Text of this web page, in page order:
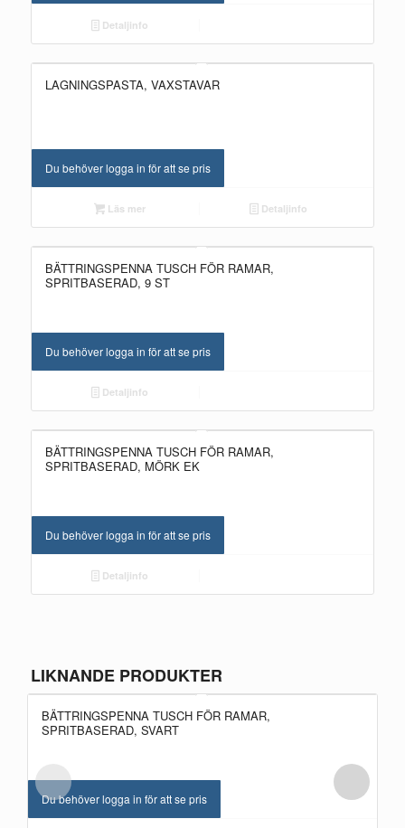
Detaljinfo
LAGNINGSPASTA, VAXSTAVAR
Du behöver logga in för att se pris
Läs mer Detaljinfo
BÄTTRINGSPENNA TUSCH FÖR RAMAR,
SPRITBASERAD, 9 ST
Du behöver logga in för att se pris
Detaljinfo
BÄTTRINGSPENNA TUSCH FÖR RAMAR,
SPRITBASERAD, MÖRK EK
Du behöver logga in för att se pris
Detaljinfo
LIKNANDE PRODUKTER
BÄTTRINGSPENNA TUSCH FÖR RAMAR,
SPRITBASERAD, SVART
Du behöver logga in för att se pris